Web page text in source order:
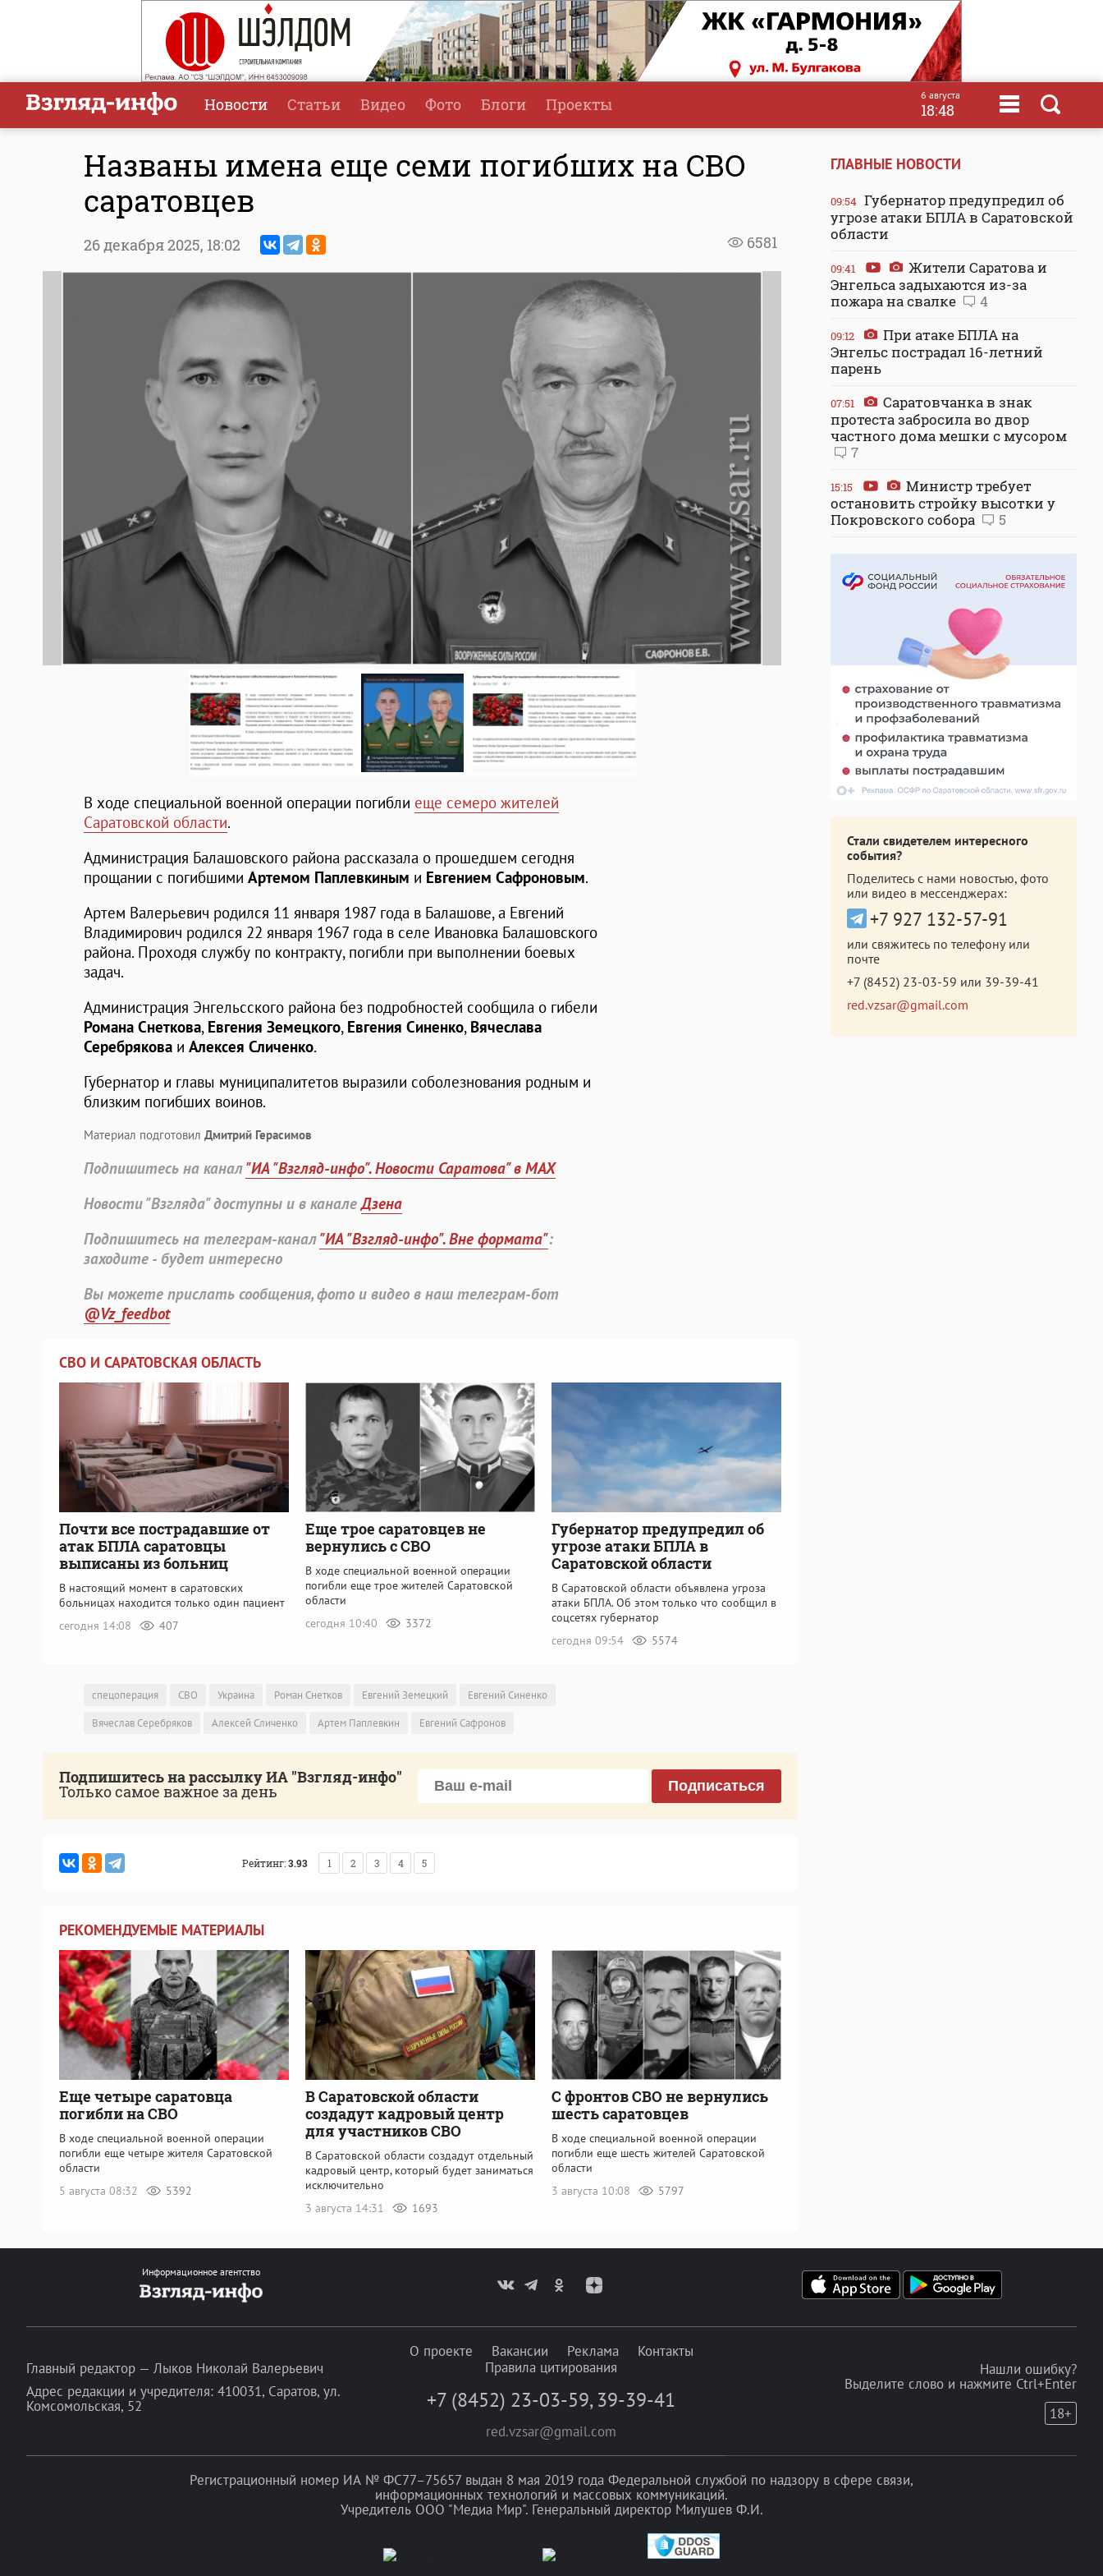
Новости Статьи Видео Фото Блоги Проекты 6 августа
18:48
Названы имена еще семи погибших на СВО
саратовцев
6581
26 декабря 2025, 18:02
В ходе специальной военной операции погибли еще семеро жителей
Саратовской области.
Администрация Балашовского района рассказала о прошедшем сегодня
прощании с погибшими Артемом Паплевкиным и Евгением Сафроновым.
Артем Валерьевич родился 11 января 1987 года в Балашове, а Евгений
Владимирович родился 22 января 1967 года в селе Ивановка Балашовского
района. Проходя службу по контракту, погибли при выполнении боевых
задач.
Администрация Энгельсского района без подробностей сообщила о гибели
Романа Снеткова, Евгения Земецкого, Евгения Синенко, Вячеслава
Серебрякова и Алексея Сличенко.
Губернатор и главы муниципалитетов выразили соболезнования родным и
близким погибших воинов.
Материал подготовил Дмитрий Герасимов
Подпишитесь на канал"ИА "Взгляд-инфо". Новости Саратова" в MAX
Новости "Взгляда" доступны и в каналеДзена
Подпишитесь на телеграм-канал"ИА "Взгляд-инфо". Вне формата":
заходите - будет интересно
Вы можете прислать сообщения, фото и видео в наш телеграм-бот
@Vz_feedbot
СВО И САРАТОВСКАЯ ОБЛАСТЬ
Почти все пострадавшие от
атак БПЛА саратовцы
выписаны из больниц
В настоящий момент в саратовских
больницах находится только один пациент
сегодня 14:08
407
Еще трое саратовцев не
вернулись с СВО
В ходе специальной военной операции
погибли еще трое жителей Саратовской
области
сегодня 10:40
3372
Губернатор предупредил об
угрозе атаки БПЛА в
Саратовской области
В Саратовской области объявлена угроза
атаки БПЛА. Об этом только что сообщил в
соцсетях губернатор
сегодня 09:54
5574
спецоперация СВО Украина Роман Снетков Евгений Земецкий
Евгений Синенко
Вячеслав Серебряков
Алексей Сличенко Артем Паплевкин Евгений Сафронов
Подпишитесь на рассылку ИА "Взгляд-инфо"
Только самое важное за день Подписаться
Рейтинг:3.93 1 2 3 4 5
РЕКОМЕНДУЕМЫЕ МАТЕРИАЛЫ
Еще четыре саратовца
погибли на СВО
В ходе специальной военной операции
погибли еще четыре жителя Саратовской
области
5 августа 08:32
5392
В Саратовской области
создадут кадровый центр
для участников СВО
В Саратовской области создадут отдельный
кадровый центр, который будет заниматься
исключительно
3 августа 14:31
1693
С фронтов СВО не вернулись
шесть саратовцев
В ходе специальной военной операции
погибли еще шесть жителей Саратовской
области
3 августа 10:08
5797
ГЛАВНЫЕ НОВОСТИ
09:54 Губернатор предупредил об
угрозе атаки БПЛА в Саратовской
области
09:41
Жители Саратова и
Энгельса задыхаются из-за
пожара на свалке
4
09:12
При атаке БПЛА на
Энгельс пострадал 16-летний
парень
07:51
Саратовчанка в знак
протеста забросила во двор
частного дома мешки с мусором
7
15:15
Министр требует
остановить стройку высотки у
Покровского собора
5
Стали свидетелем интересного
события?
Поделитесь с нами новостью, фото
или видео в мессенджерах:
+7 927 132-57-91
или свяжитесь по телефону или
почте
+7 (8452) 23-03-59 или 39-39-41
red.vzsar@gmail.com
Информационное агентство
Главный редактор — Лыков Николай Валерьевич
Адрес редакции и учредителя: 410031, Саратов, ул.
Комсомольская, 52
О проекте Вакансии Реклама
Контакты
Правила цитирования
+7 (8452) 23-03-59, 39-39-41
red.vzsar@gmail.com
Нашли ошибку?
Выделите слово и нажмите Ctrl+Enter
18+
Регистрационный номер ИА № ФС77–75657 выдан 8 мая 2019 года Федеральной службой по надзору в сфере связи,
информационных технологий и массовых коммуникаций.
Учредитель ООО "Медиа Мир". Генеральный директор Милушев Ф.И.